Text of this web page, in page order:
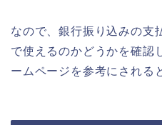
なので、銀行振り込みの支
で使えるのかどうかを確認
ームページを参考にされる